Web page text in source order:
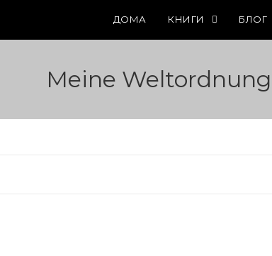
ДОМА КНИГИ БЛОГ
Meine Weltordnung